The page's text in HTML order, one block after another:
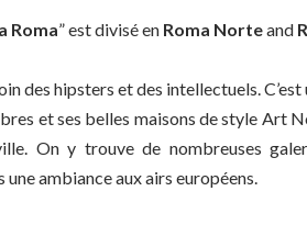
Roma” est divisé en Roma Norteand
des hipsters et des intellectuels.
et ses belles maisons de style Art
On y trouve de nombreuses
une ambiance aux airs européens.